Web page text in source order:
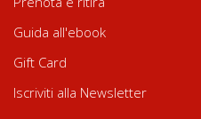
Guida all'ebook
Gift Card
Iscriviti alla Newsletter